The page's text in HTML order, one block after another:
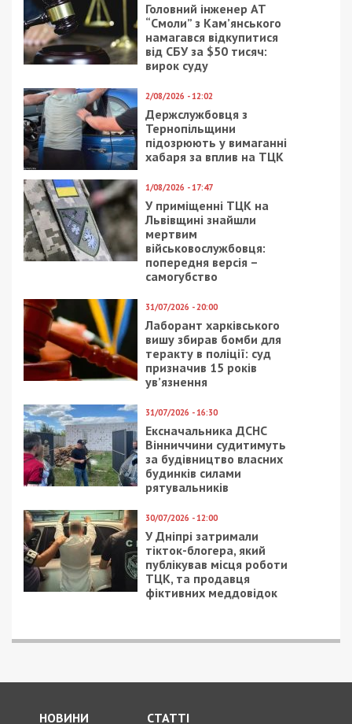
Головний інженер АТ
“Смоли” з Кам’янського
намагався відкупитися
від СБУ за $50 тисяч:
вирок суду
2/08/2026 - 12:02
Держслужбовця з
Тернопільщини
підозрюють у вимаганні
хабаря за вплив на ТЦК
1/08/2026 - 17:47
У приміщенні ТЦК на
Львівщині знайшли
мертвим
військовослужбовця:
попередня версія –
самогубство
31/07/2026 - 20:00
Лаборант харківського
вишу збирав бомби для
теракту в поліції: суд
призначив 15 років
ув’язнення
31/07/2026 - 16:30
Ексначальника ДСНС
Вінниччини судитимуть
за будівництво власних
будинків силами
рятувальників
30/07/2026 - 12:00
У Дніпрі затримали
тікток-блогера, який
публікував місця роботи
ТЦК, та продавця
фіктивних меддовідок
НОВИНИ СТАТТІ